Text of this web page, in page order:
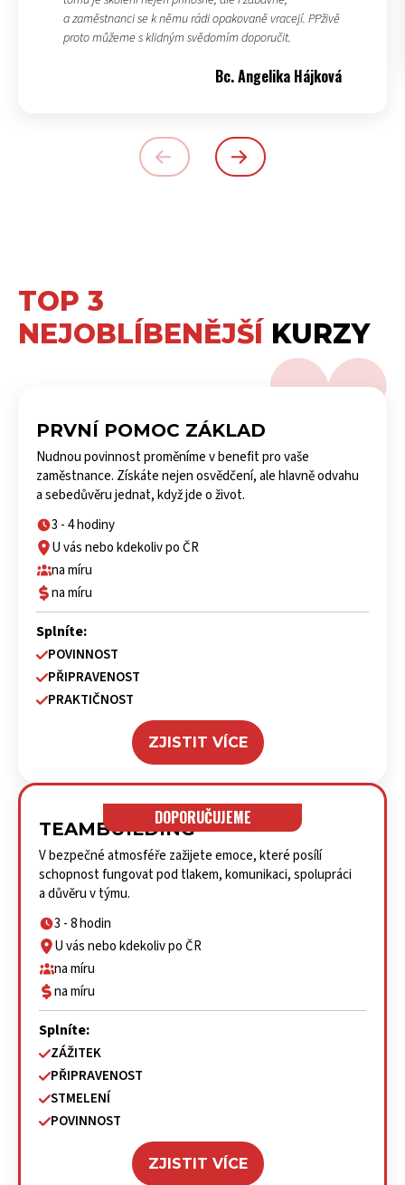
a zaměstnanci se k němu rádi opakovaně vracejí. PPživě
proto můžeme s klidným svědomím doporučit.
Bc. Angelika Hájková
TOP 3
NEJOBLÍBENĚJŠÍ KURZY
PRVNÍ POMOC ZÁKLAD
Nudnou povinnost proměníme v benefit pro vaše
zaměstnance. Získáte nejen osvědčení, ale hlavně odvahu
a sebedůvěru jednat, když jde o život.
3 - 4 hodiny
U vás nebo kdekoliv po ČR
na míru
na míru
Splníte:
POVINNOST
PŘIPRAVENOST
PRAKTIČNOST
ZJISTIT VÍCE
DOPORUČUJEME
TEAMBUILDING
V bezpečné atmosféře zažijete emoce, které posílí
schopnost fungovat pod tlakem, komunikaci, spolupráci
a důvěru v týmu.
3 - 8 hodin
U vás nebo kdekoliv po ČR
na míru
na míru
Splníte:
ZÁŽITEK
PŘIPRAVENOST
STMELENÍ
POVINNOST
ZJISTIT VÍCE